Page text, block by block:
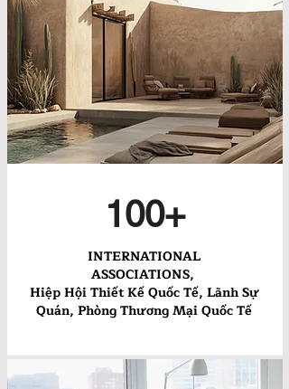
100+
INTERNATIONAL
ASSOCIATIONS,
Hiệp Hội Thiết Kế Quốc Tế, Lãnh Sự
Quán, Phòng Thương Mại Quốc Tế